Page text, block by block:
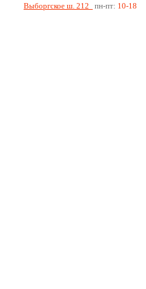
Выборгское ш. 212
пн-пт: 10-18